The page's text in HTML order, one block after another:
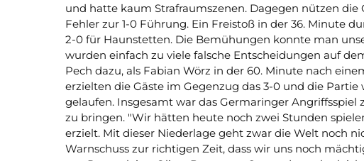
und hatte kaum Strafraumszenen. Dagegen nützen
Fehler zur 1-0 Führung. Ein Freistoß in der 36. Minute
2-0 für Haunstetten. Die Bemühungen konnte man
wurden einfach zu viele falsche Entscheidungen auf
Pech dazu, als Fabian Wörz in der 60. Minute nach
erzielten die Gäste im Gegenzug das 3-0 und die
gelaufen. Insgesamt war das Germaringer
zu bringen. "Wir hätten heute noch zwei Stunden
erzielt. Mit dieser Niederlage geht zwar die Welt noch
Warnschuss zur richtigen Zeit, dass wir uns noch